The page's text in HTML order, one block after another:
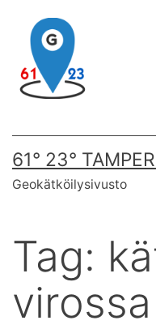
content
61° 23°
Geokätköilysivusto
Tag:
virossa